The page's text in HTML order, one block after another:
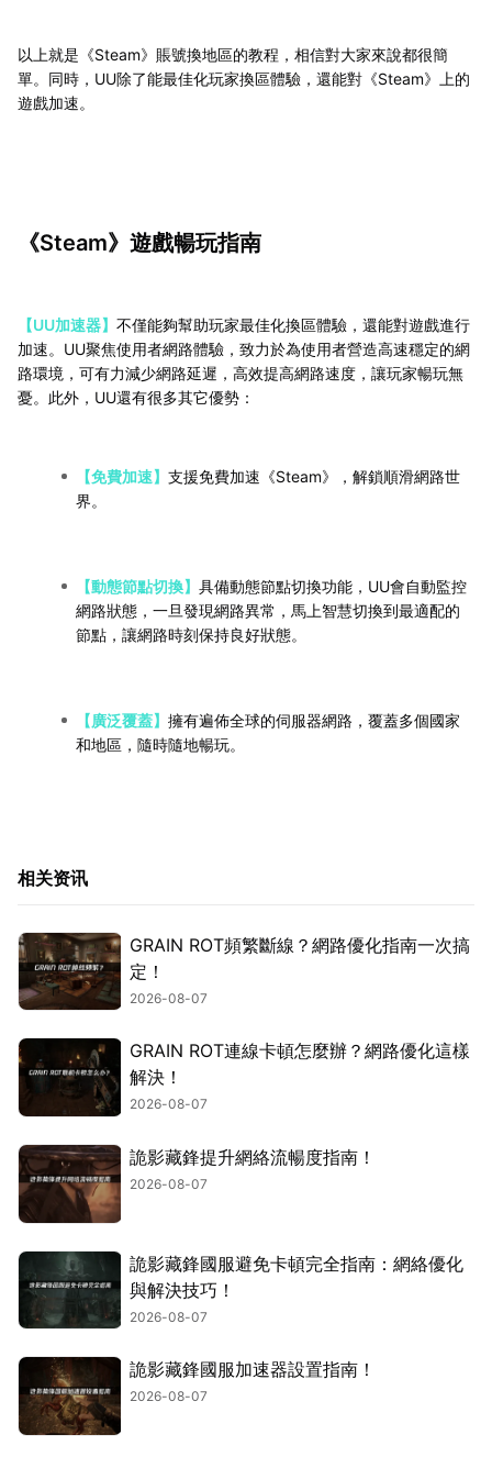
以上就是《Steam》賬號換地區的教程，相信對大家來說都很簡
單。同時，UU除了能最佳化玩家換區體驗，還能對《Steam》上的
遊戲加速。
《Steam》遊戲暢玩指南
【UU加速器】 不僅能夠幫助玩家最佳化換區體驗，還能對遊戲進行
加速。UU聚焦使用者網路體驗，致力於為使用者營造高速穩定的網
路環境，可有力減少網路延遲，高效提高網路速度，讓玩家暢玩無
憂。此外，UU還有很多其它優勢：
【免費加速】 支援免費加速《Steam》，解鎖順滑網路世
界。
【動態節點切換】 具備動態節點切換功能，UU會自動監控
網路狀態，一旦發現網路異常，馬上智慧切換到最適配的
節點，讓網路時刻保持良好狀態。
【廣泛覆蓋】 擁有遍佈全球的伺服器網路，覆蓋多個國家
和地區，隨時隨地暢玩。
相关资讯
GRAIN ROT頻繁斷線？網路優化指南一次搞
定！
2026-08-07
GRAIN ROT連線卡頓怎麼辦？網路優化這樣
解決！
2026-08-07
詭影藏鋒提升網絡流暢度指南！
2026-08-07
詭影藏鋒國服避免卡頓完全指南：網絡優化
與解決技巧！
2026-08-07
詭影藏鋒國服加速器設置指南！
2026-08-07